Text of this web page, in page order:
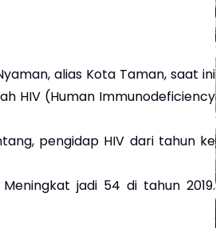
alias Kota Taman, saat ini
HIV (Human Immunodeficiency
pengidap HIV dari tahun ke
jadi 54 di tahun 2019.